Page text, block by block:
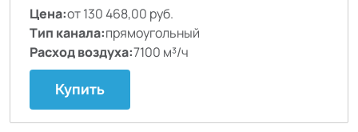
Цена:от 130 468,00 руб.
Тип канала:прямоугольный
Расход воздуха:7100 м³/ч
Купить